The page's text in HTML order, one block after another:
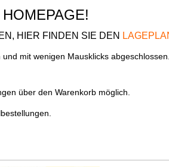
HIER FINDEN SIE DEN
mit wenigen Mausklicks
über den Warenkorb möglich.